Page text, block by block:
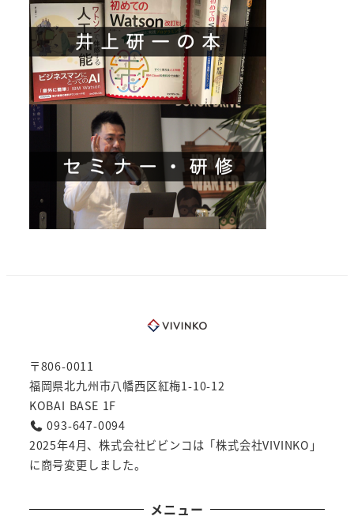
〒806-0011
福岡県北九州市八幡西区紅梅1-10-12
KOBAI BASE 1F
093-647-0094
2025年4月、株式会社ビビンコは「株式会社VIVINKO」
に商号変更しました。
メニュー